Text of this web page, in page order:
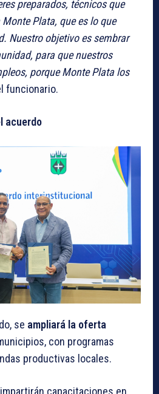
preparados, técnicos que
Plata, que es lo que
Nuestro objetivo es sembrar
para que nuestros
porque Monte Plata los
funcionario.
acuerdo
se ampliará la oferta
con programas
productivas locales.
impartirán capacitaciones en